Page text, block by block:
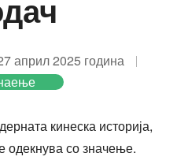
април 2025 година
кинеска историја,
одекнува со значење.